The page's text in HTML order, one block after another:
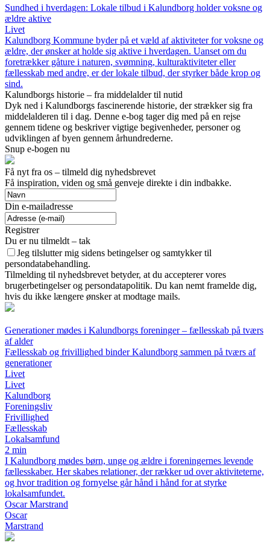
Sundhed i hverdagen: Lokale tilbud i Kalundborg holder voksne og
ældre aktive
Livet
Kalundborg Kommune byder på et væld af aktiviteter for voksne og
ældre, der ønsker at holde sig aktive i hverdagen. Uanset om du
foretrækker gåture i naturen, svømning, kulturaktiviteter eller
fællesskab med andre, er der lokale tilbud, der styrker både krop og
sind.
Kalundborgs historie – fra middelalder til nutid
Dyk ned i Kalundborgs fascinerende historie, der strækker sig fra
middelalderen til i dag. Denne e-bog tager dig med på en rejse
gennem tidene og beskriver vigtige begivenheder, personer og
udviklingen af byen gennem århundrederne.
Snup e-bogen nu
Få nyt fra os – tilmeld dig nyhedsbrevet
Få inspiration, viden og små genveje direkte i din indbakke.
Din e-mailadresse
Registrer
Du er nu tilmeldt – tak
Jeg tilslutter mig sidens betingelser og samtykker til
persondatabehandling.
Tilmelding til nyhedsbrevet betyder, at du accepterer vores
brugerbetingelser og persondatapolitik. Du kan nemt framelde dig,
hvis du ikke længere ønsker at modtage mails.
Generationer mødes i Kalundborgs foreninger – fællesskab på tværs
af alder
Fællesskab og frivillighed binder Kalundborg sammen på tværs af
generationer
Livet
Livet
Kalundborg
Foreningsliv
Frivillighed
Fællesskab
Lokalsamfund
2 min
I Kalundborg mødes børn, unge og ældre i foreningernes levende
fællesskaber. Her skabes relationer, der rækker ud over aktiviteterne,
og hvor tradition og fornyelse går hånd i hånd for at styrke
lokalsamfundet.
Oscar Marstrand
Oscar
Marstrand